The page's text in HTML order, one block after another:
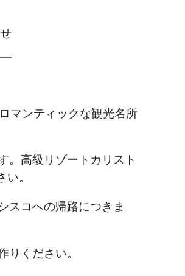
マンティックな観光名所
。高級リゾートカリスト
。
スコへの帰路につきま
ください。